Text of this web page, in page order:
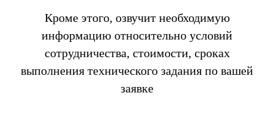
Кроме этого, озвучит необходимую
информацию относительно условий
сотрудничества, стоимости, сроках
выполнения технического задания по вашей
заявке